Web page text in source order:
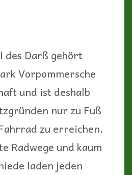
des Darß gehört
Vorpommersche
und ist deshalb
nur zu Fuß
zu erreichen.
Radwege und kaum
laden jeden